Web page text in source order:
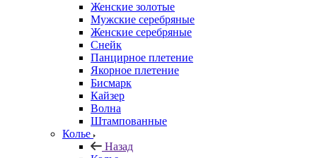
Женские золотые
Мужские серебряные
Женские серебряные
Снейк
Панцирное плетение
Якорное плетение
Бисмарк
Кайзер
Волна
Штампованные
Колье
Назад